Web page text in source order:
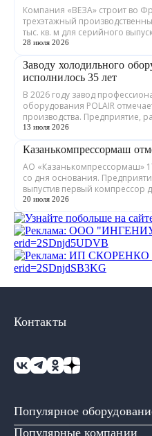
Компания «ВЕЗА» строит во
трехэтажный
тыс. кв. м для серийного
теплообменного
28 июля 2026
Заводу холодильного
исполнилось 35 лет
В 2026 году завод
оборудования POLAIR
производства. Предприятие,
Республики Марий Эл,
13 июля 2026
Казанькомпрессормаш
АО «Казанькомпрессормаш»
со дня основания.
выпустив первый компрессор
года входит в состав...
20 июля 2026
Популярное
Популярные компании
Контакты